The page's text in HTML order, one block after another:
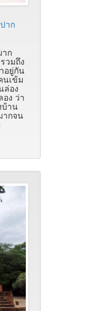
าก
ก
วมถึง
อยู่กัน
นเข้ม
ล่อง
ง ว่า
บ้าน
ากจน